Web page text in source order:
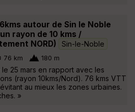
autour de Sin le Noble
rayon de 10 kms /
NORD)
Sin-le-Noble
76 km 180 m
le 25 mars en rapport avec les
(rayon 10kms/Nord). 76 kms VTT
au mieux les zones urbaines.
»